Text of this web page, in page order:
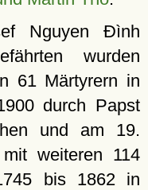
Nguyen Ðình
wurden
61 Märtyrern in
durch Papst
und am 19.
weiteren 114
bis 1862 in